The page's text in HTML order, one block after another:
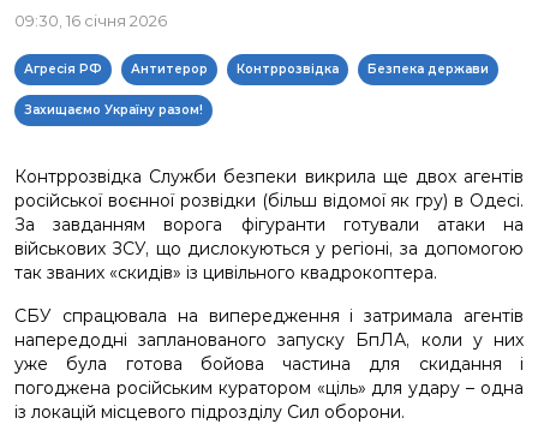
09:30, 16 січня 2026
Агресія РФ Антитерор Контррозвідка Безпека держави
Захищаємо Україну разом!
Контррозвідка Служби безпеки викрила ще двох агентів
російської воєнної розвідки (більш відомої як гру) в Одесі.
За завданням ворога фігуранти готували атаки на
військових ЗСУ, що дислокуються у регіоні, за допомогою
так званих «скидів» із цивільного квадрокоптера.
СБУ спрацювала на випередження і затримала агентів
напередодні запланованого запуску БпЛА, коли у них
уже була готова бойова частина для скидання і
погоджена російським куратором «ціль» для удару – одна
із локацій місцевого підрозділу Сил оборони.